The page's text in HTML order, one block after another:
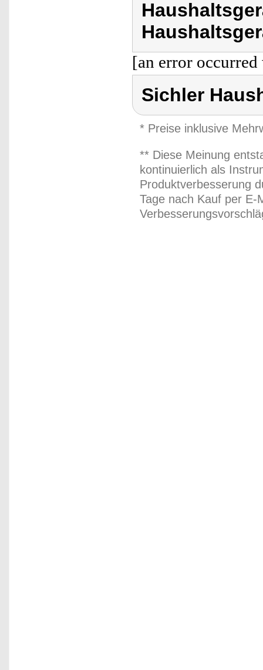
[an error
Sichler
* Preise inklusive
** Diese Meinung
kontinuierlich als
Produktverbesserung
Tage nach Kauf per E-